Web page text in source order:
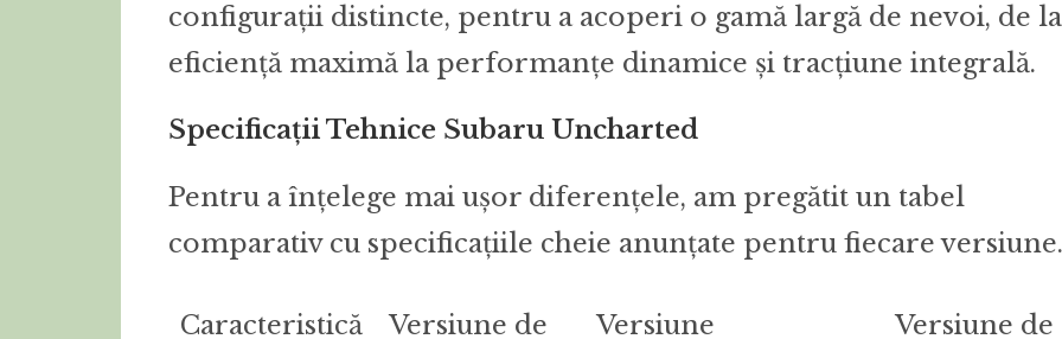
configurații distincte, pentru a acoperi o gamă largă de nevoi, de la
eficiență maximă la performanțe dinamice și tracțiune integrală.
Specificații Tehnice Subaru Uncharted
Pentru a înțelege mai ușor diferențele, am pregătit un tabel
comparativ cu specificațiile cheie anunțate pentru fiecare versiune.
Caracteristică
Versiune de
Versiune
Versiune de